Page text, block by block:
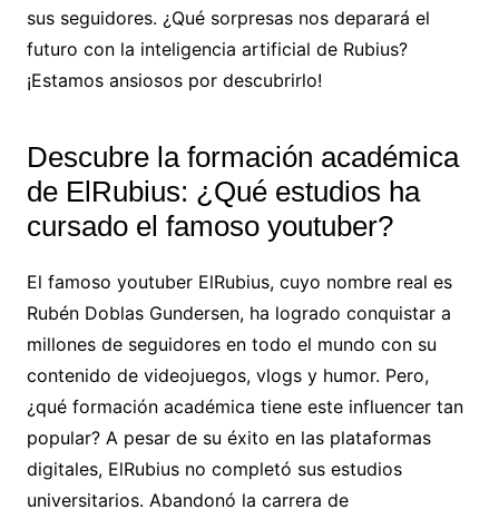
sus seguidores. ¿Qué sorpresas nos deparará el
futuro con la inteligencia artificial de Rubius?
¡Estamos ansiosos por descubrirlo!
Descubre la formación académica
de ElRubius: ¿Qué estudios ha
cursado el famoso youtuber?
El famoso youtuber ElRubius, cuyo nombre real es
Rubén Doblas Gundersen, ha logrado conquistar a
millones de seguidores en todo el mundo con su
contenido de videojuegos, vlogs y humor. Pero,
¿qué formación académica tiene este influencer tan
popular? A pesar de su éxito en las plataformas
digitales, ElRubius no completó sus estudios
universitarios. Abandonó la carrera de